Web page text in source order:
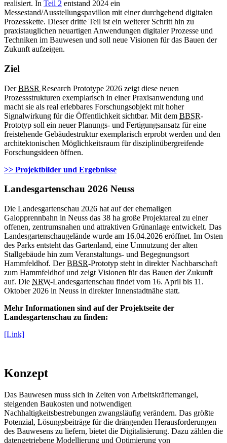
realisiert. In Teil 2 entstand 2024 ein
Messestand/Ausstellungspavillon mit einer durchgehend digitalen
Prozesskette. Dieser dritte Teil ist ein weiterer Schritt hin zu
praxistauglichen neuartigen Anwendungen digitaler Prozesse und
Techniken im Bauwesen und soll neue Visionen für das Bauen der
Zukunft aufzeigen.
Ziel
DerBBSR Research Prototype 2026 zeigt diese neuen
Prozessstrukturen exemplarisch in einer Praxisanwendung und
macht sie als real erlebbares Forschungsobjekt mit hoher
Signalwirkung für die Öffentlichkeit sichtbar. Mit dem BBSR-
Prototyp soll ein neuer Planungs- und Fertigungsansatz für eine
freistehende Gebäudestruktur exemplarisch erprobt werden und den
architektonischen Möglichkeitsraum für disziplinübergreifende
Forschungsideen öffnen.
>> Projektbilder und Ergebnisse
Landesgartenschau 2026 Neuss
Die Landesgartenschau 2026 hat auf der ehemaligen
Galopprennbahn in Neuss das 38 ha große Projektareal zu einer
offenen, zentrumsnahen und attraktiven Grünanlage entwickelt. Das
Landesgartenschaugelände wurde am 16.04.2026 eröffnet. Im Osten
des Parks entsteht das Gartenland, eine Umnutzung der alten
Stallgebäude hin zum Veranstaltungs- und Begegnungsort
Hammfeldhof. DerBBSR-Prototyp steht in direkter Nachbarschaft
zum Hammfeldhof und zeigt Visionen für das Bauen der Zukunft
auf. Die NRW-Landesgartenschau findet vom 16. April bis 11.
Oktober 2026 in Neuss in direkter Innenstadtnähe statt.
Mehr Informationen sind auf der Projektseite der
Landesgartenschau zu finden:
[Link]
Konzept
Das Bauwesen muss sich in Zeiten von Arbeitskräftemangel,
steigenden Baukosten und notwendigen
Nachhaltigkeitsbestrebungen zwangsläufig verändern. Das größte
Potenzial, Lösungsbeiträge für die drängenden Herausforderungen
des Bauwesens zu liefern, bietet die Digitalisierung. Dazu zählen die
datengetriebene Modellierung und Optimierung von